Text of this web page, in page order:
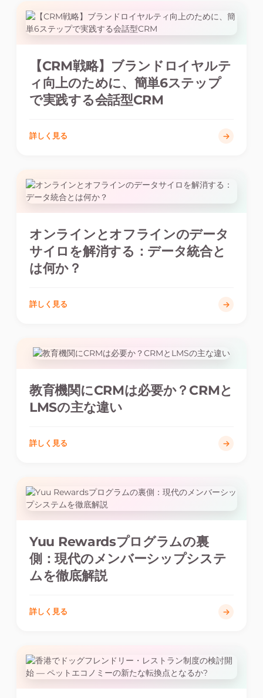
【CRM戦略】ブランドロイヤルテ
ィ向上のために、簡単6ステップ
で実践する会話型CRM
詳しく見る
オンラインとオフラインのデータ
サイロを解消する：データ統合と
は何か？
詳しく見る
教育機関にCRMは必要か？CRMと
LMSの主な違い
詳しく見る
Yuu Rewardsプログラムの裏
側：現代のメンバーシップシステ
ムを徹底解説
詳しく見る